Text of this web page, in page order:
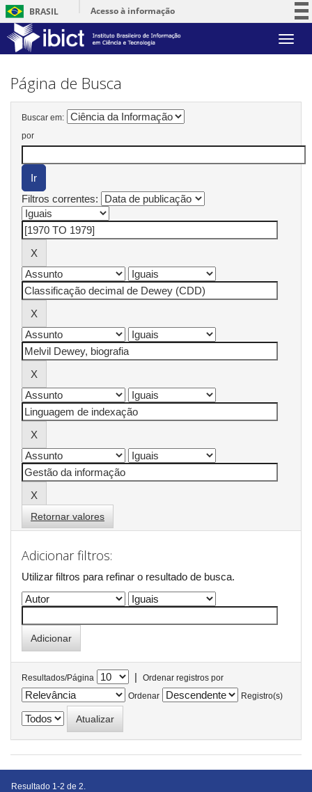
BRASIL
Acesso à informação
Serviços
Skip
Página de Busca
Buscar em:
por
Filtros correntes:
Retornar valores
Adicionar filtros:
Utilizar filtros para refinar o resultado de busca.
Resultados/Página |
Ordenar registros por
Ordenar
Registro(s)
Resultado 1-2 de 2.